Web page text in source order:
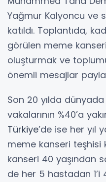
Yağmur Kalyoncu ve
katıldı. Toplantıda,
görülen meme
oluşturmak ve
önemli mesajlar
Son 20 yılda
vakalarının %40’a
Türkiye’de ise her yıl
meme kanseri teşhisi
kanseri 40 yaşından
de her 5 hastadan 1’i